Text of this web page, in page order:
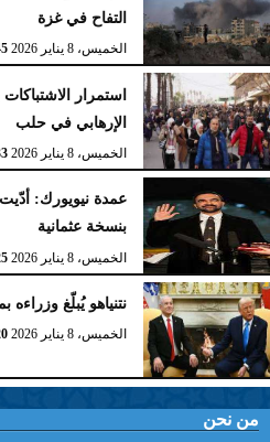
التفاح في غزة
الخميس، 8 يناير 2026
استمرار
الإرهابي في حلب
الخميس، 8 يناير 2026
عمدة نيويورك:
بنسخة عثمانية
الخميس، 8 يناير 2026
نتنياهو يُبلّغ
الخميس، 8 يناير 2026
من نحن